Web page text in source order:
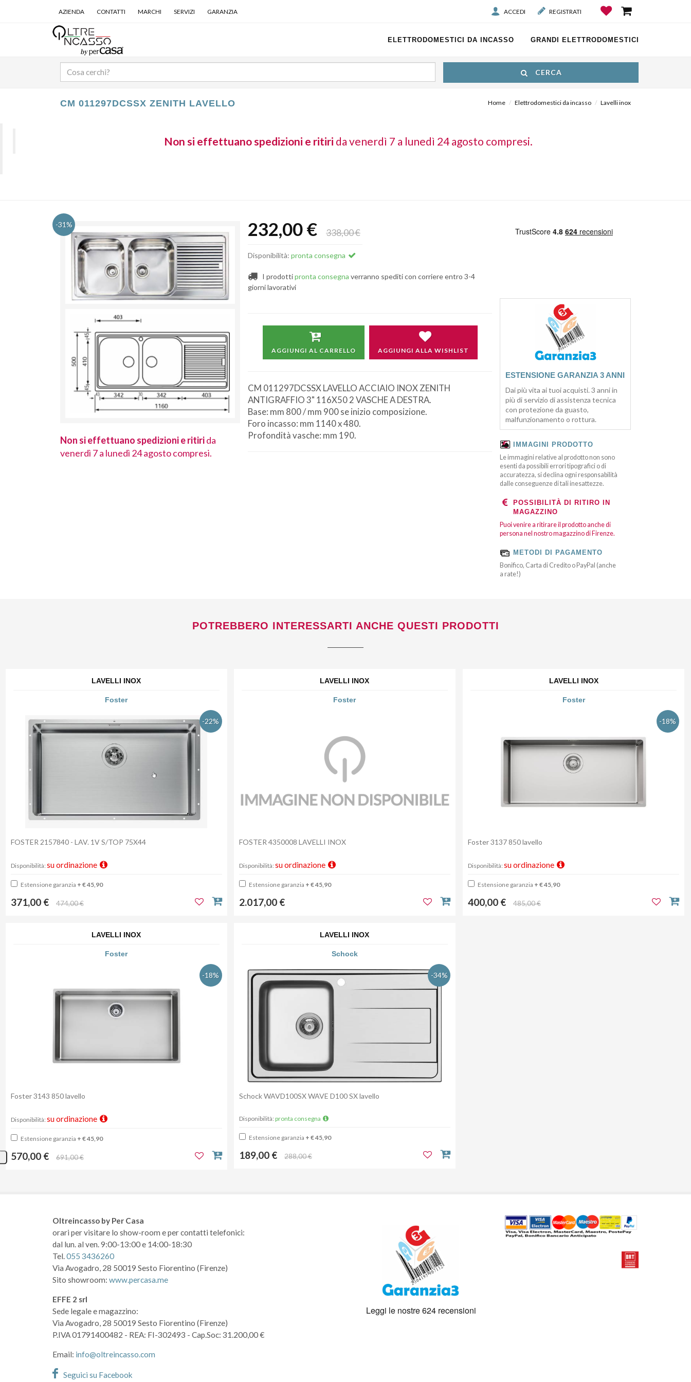
AZIENDA CONTATTI MARCHI SERVIZI GARANZIA ACCEDI REGISTRATI
ELETTRODOMESTICI DA INCASSO GRANDI ELETTRODOMESTICI
CERCA
CM 011297DCSSX ZENITH LAVELLO Home Elettrodomestici da incasso Lavelli inox
Non si effettuano spedizioni e ritiri da venerdì 7 a lunedì 24 agosto compresi.
-31%
Non si effettuano spedizioni e ritirida
venerdì 7 a lunedì 24 agosto compresi.
Non si effettuano spedizioni e ritiri
232,00 € 338,00 €
Disponibilità: pronta consegna
I prodottipronta consegna verranno spediti con corriere entro 3-4
giorni lavorativi
AGGIUNGI AL CARRELLO AGGIUNGI ALLA WISHLIST
CM 011297DCSSX LAVELLO ACCIAIO INOX ZENITH
ANTIGRAFFIO 3" 116X50 2 VASCHE A DESTRA.
Base: mm 800 / mm 900 se inizio composizione.
Foro incasso: mm 1140 x 480.
Profondità vasche: mm 190.
ESTENSIONE GARANZIA 3 ANNI
Dai più vita ai tuoi acquisti. 3 anni in
più di servizio di assistenza tecnica
con protezione da guasto,
malfunzionamento o rottura.
IMMAGINI PRODOTTO
Le immagini relative al prodotto non sono
esenti da possibili errori tipografici o di
accuratezza, si declina ogni responsabilità
dalle conseguenze di tali inesattezze.
POSSIBILITÀ DI RITIRO IN
MAGAZZINO
Puoi venire a ritirare il prodotto anche di
persona nel nostro magazzino di Firenze.
METODI DI PAGAMENTO
Bonifico, Carta di Credito o PayPal (anche
a rate!)
POTREBBERO INTERESSARTI ANCHE QUESTI PRODOTTI
LAVELLI INOX
Foster
-22%
FOSTER 2157840 - LAV. 1V S/TOP 75X44
Disponibilità: su ordinazione
Estensione garanzia + € 45,90
371,00 € 474,00 €
LAVELLI INOX
Foster
FOSTER 4350008 LAVELLI INOX
Disponibilità: su ordinazione
Estensione garanzia + € 45,90
2.017,00 €
LAVELLI INOX
Foster
-18%
Foster 3137 850 lavello
Disponibilità: su ordinazione
Estensione garanzia + € 45,90
400,00 € 485,00 €
LAVELLI INOX
Foster
-18%
Foster 3143 850 lavello
Disponibilità: su ordinazione
Estensione garanzia + € 45,90
570,00 € 691,00 €
LAVELLI INOX
Schock
-34%
Schock WAVD100SX WAVE D100 SX lavello
Disponibilità: pronta consegna
Estensione garanzia + € 45,90
189,00 € 288,00 €
Oltreincasso by Per Casa
orari per visitare lo show-room e per contatti telefonici:
dal lun. al ven. 9:00-13:00 e 14:00-18:30
Tel.055 3436260
Via Avogadro, 28 50019 Sesto Fiorentino (Firenze)
Sito showroom: www.percasa.me
EFFE 2 srl
Sede legale e magazzino:
Via Avogadro, 28 50019 Sesto Fiorentino (Firenze)
P.IVA 01791400482 - REA: FI-302493 - Cap.Soc: 31.200,00 €
Email: info@oltreincasso.com
Seguici su Facebook